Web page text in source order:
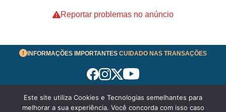
Reportar problemas no anúncio
INFORMAÇÕES IMPORTANTES CUIDADO NAS TRANSAÇÕES
Termos de Uso
Este site utiliza Cookies e Tecnologias semelhantes para
melhorar a sua experiência. Você concorda com isso caso